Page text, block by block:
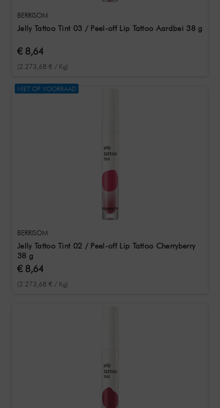
BERRISOM
Jelly Tattoo Tint 03 / Peel-off Lip Tattoo Aardbei 38 g
€ 8,64
(2.273,68 € / Kg)
NIET OP VOORRAAD
BERRISOM
Jelly Tattoo Tint 02 / Peel-off Lip Tattoo Cherryberry
38 g
€ 8,64
(2.273,68 € / Kg)